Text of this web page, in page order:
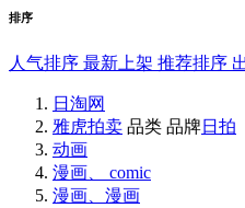
排序
人气排序 最新上架 推荐排序
日淘网
雅虎拍卖 品类 品牌日拍
动画
漫画、 comic
漫画、漫画